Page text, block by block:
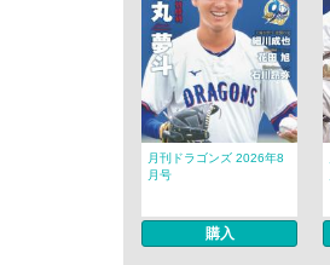
月刊ドラゴンズ 2026年8
月号
購入